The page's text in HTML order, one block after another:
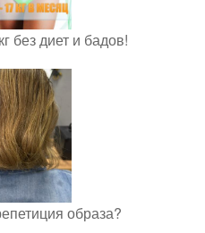
без диет и бадов!
образа?